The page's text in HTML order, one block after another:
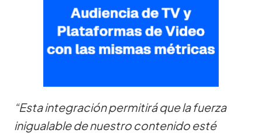
“Esta integración permitirá que la fuerza
inigualable de nuestro contenido esté